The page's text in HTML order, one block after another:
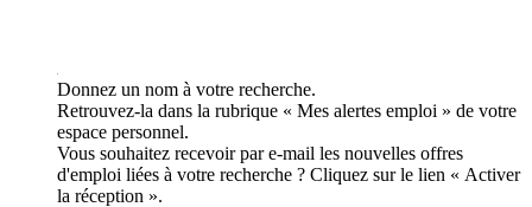
Donnez un nom à votre recherche.
Retrouvez-la dans la rubrique « Mes alertes emploi » de votre
espace personnel.
Vous souhaitez recevoir par e-mail les nouvelles offres
d'emploi liées à votre recherche ? Cliquez sur le lien « Activer
la réception ».